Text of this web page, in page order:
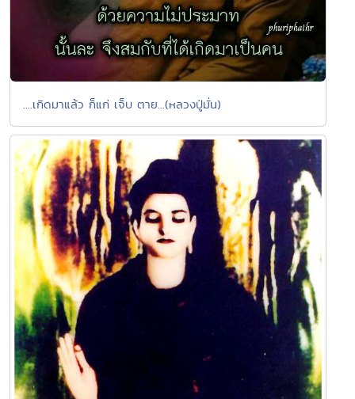
....เกิดมาแล้ว ก็แก่ เจ็บ ตาย...(หลวงปู่มั่น)